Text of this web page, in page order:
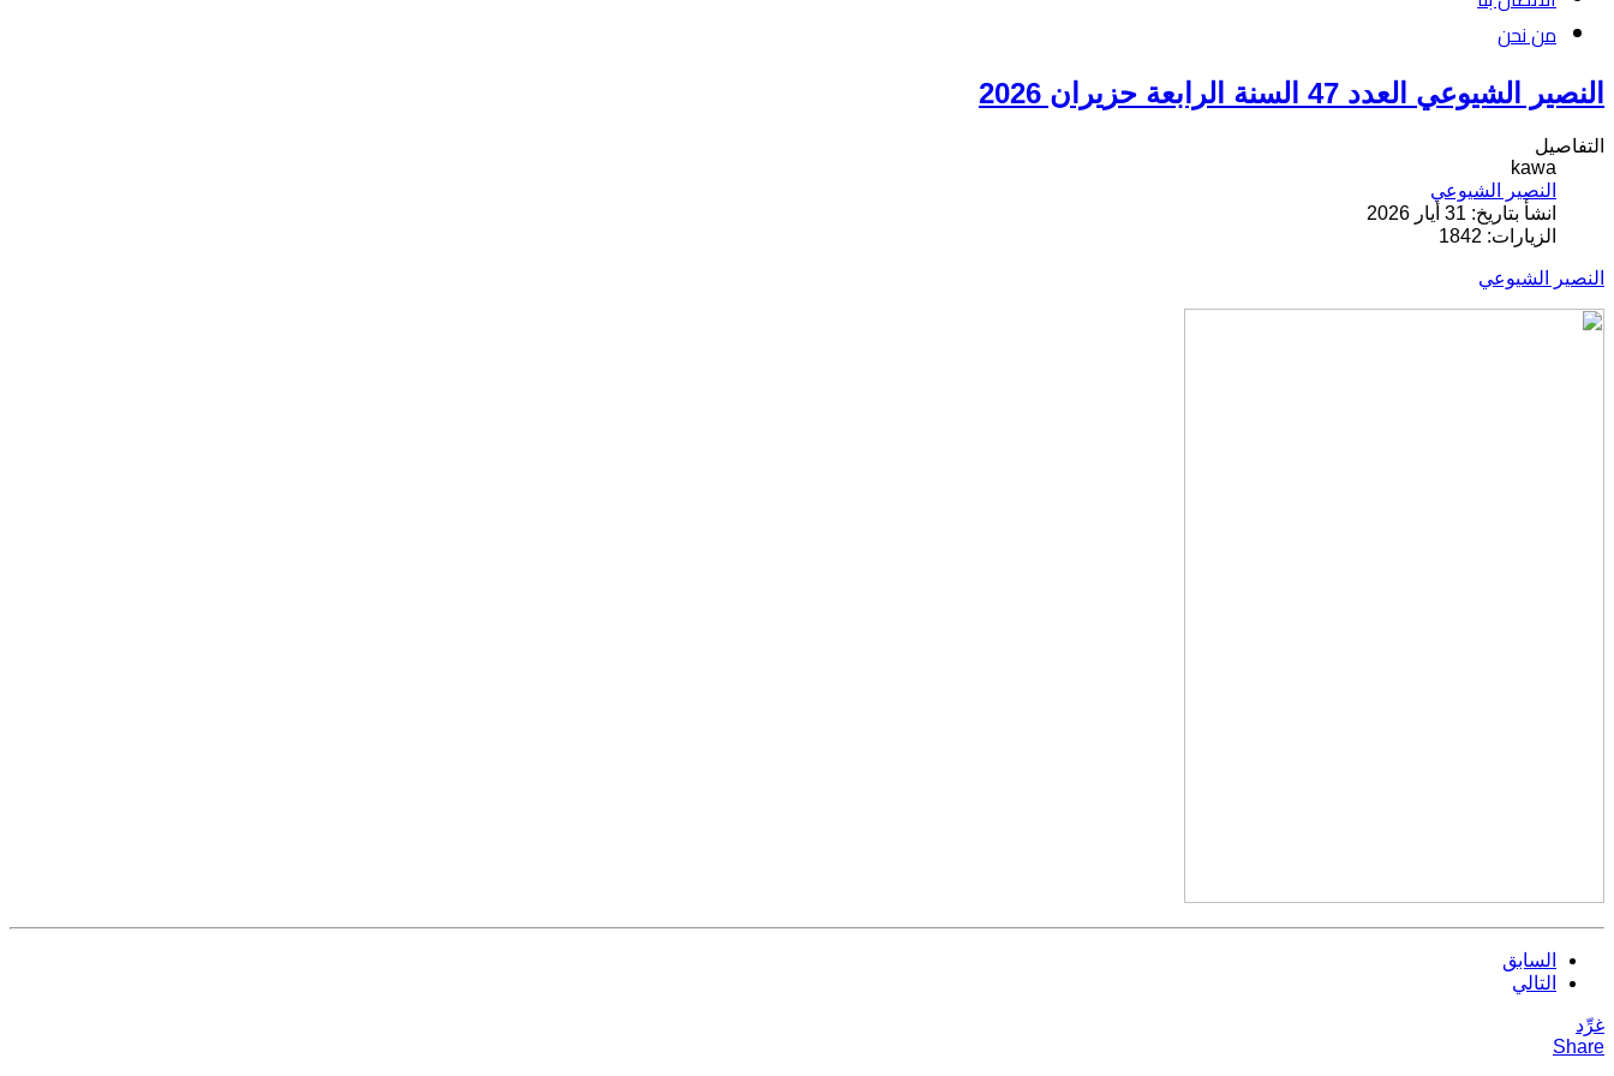
من نحن
النصير الشيوعي العدد 47 السنة الرابعة حزيران 2026
التفاصيل
kawa
النصیر الشیوعي
انشأ بتاريخ: 31 أيار 2026
الزيارات: 1842
النصير الشيوعي
السابق
التالي
غرِّد
Share